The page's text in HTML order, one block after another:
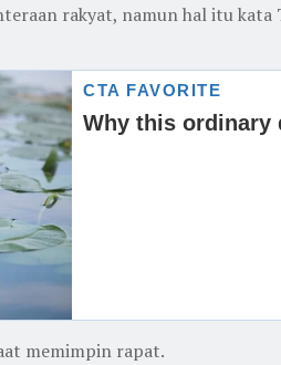
rakyat, namun hal itu
memimpin rapat.